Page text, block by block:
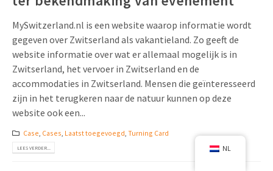
MySwitzerland.nl is een website waarop informatie wordt
gegeven over Zwitserland als vakantieland. Zo geeft de
website informatie over wat er allemaal mogelijk is in
Zwitserland, het vervoer in Zwitserland en de
accommodaties in Zwitserland. Mensen die geïnteresseerd
zijn in het terugkeren naar de natuur kunnen op deze
website ook een...
Case, Cases, Laatst toegevoegd, Turning Card
LEES VERDER... NL